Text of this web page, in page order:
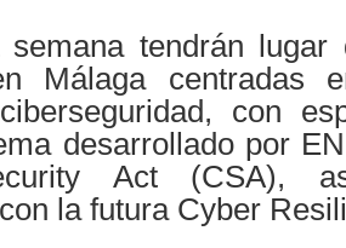
semana tendrán lugar
Málaga centradas
con
desarrollado por
Act (CSA),
la futura Cyber